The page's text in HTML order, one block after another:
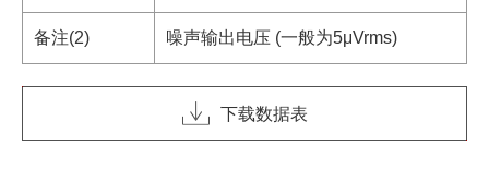
备注(2) 噪声输出电压 (一般为5μVrms)
下载数据表